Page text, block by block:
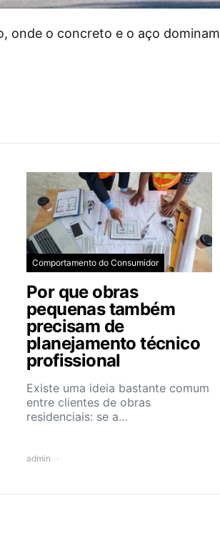
onde o concreto e o aço dominam
Comportamento do Consumidor
Por que obras
pequenas também
precisam de
planejamento técnico
profissional
Existe uma ideia bastante comum
entre clientes de obras
residenciais: se a…
admin